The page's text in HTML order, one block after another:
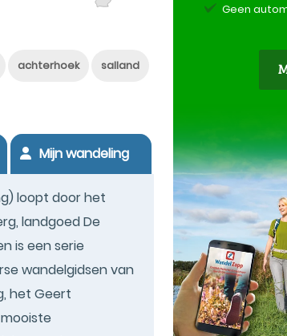
achterhoek salland
Mijn wandeling
loopt door het
landgoed De
is een serie
wandelgidsen van
het Geert
Geen